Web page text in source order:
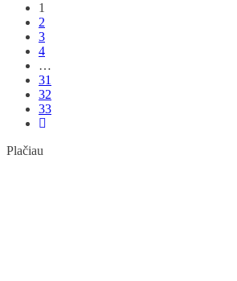
1
2
3
4
…
31
32
33
Plačiau